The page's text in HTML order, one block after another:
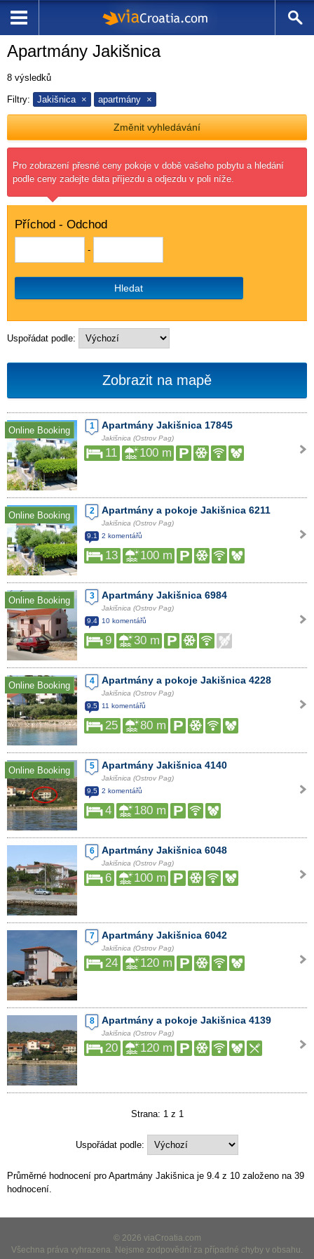
Apartmány Jakišnica
8 výsledků
Filtry: Jakišnica apartmány
Změnit vyhledávání
Pro zobrazení přesné ceny pokoje v době vašeho pobytu a hledání
podle ceny zadejte data příjezdu a odjezdu v poli níže.
Příchod - Odchod
-
Hledat
Uspořádat podle:
Zobrazit na mapě
Online Booking 1 Apartmány Jakišnica 17845
Jakišnica (Ostrov Pag)
11 100 m
Online Booking 2 Apartmány a pokoje Jakišnica 6211
Jakišnica (Ostrov Pag)
9.1
2 komentářů
13 100 m
Online Booking 3 Apartmány Jakišnica 6984
Jakišnica (Ostrov Pag)
9.4
10 komentářů
9 30 m
Online Booking 4 Apartmány a pokoje Jakišnica 4228
Jakišnica (Ostrov Pag)
9.5
11 komentářů
25 80 m
Online Booking 5 Apartmány Jakišnica 4140
Jakišnica (Ostrov Pag)
9.5
2 komentářů
4 180 m
6 Apartmány Jakišnica 6048
Jakišnica (Ostrov Pag)
6 100 m
7 Apartmány Jakišnica 6042
Jakišnica (Ostrov Pag)
24 120 m
8 Apartmány a pokoje Jakišnica 4139
Jakišnica (Ostrov Pag)
20 120 m
Strana: 1 z 1
Uspořádat podle:
Průměrné hodnocení pro Apartmány Jakišnica je 9.4 z 10 založeno na 39
hodnocení.
© 2026 viaCroatia.com
Všechna práva vyhrazena. Nejsme zodpovědní za případné chyby v obsahu.